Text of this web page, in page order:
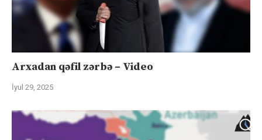
Arxadan qəfil zərbə – Video
İyul 29, 2025